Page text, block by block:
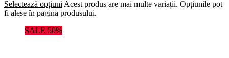
Selectează opțiuni Acest produs are mai multe variații. Opțiunile pot
fi alese în pagina produsului.
SALE 50%